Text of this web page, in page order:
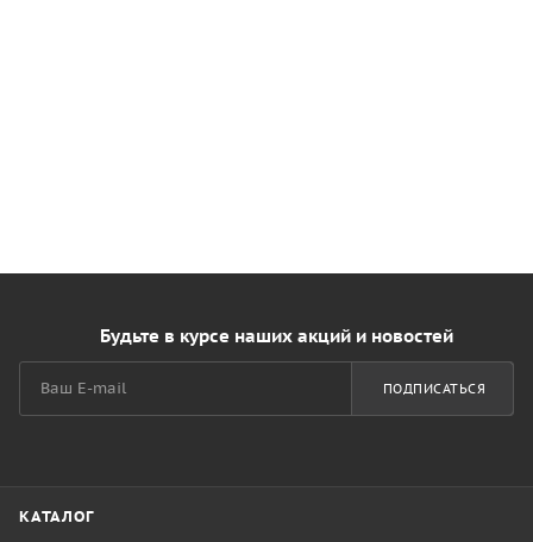
Будьте в курсе наших акций и новостей
ПОДПИСАТЬСЯ
КАТАЛОГ